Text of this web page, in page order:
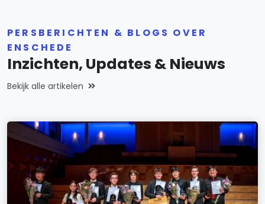
PERSBERICHTEN & BLOGS OVER
ENSCHEDE
Inzichten, Updates & Nieuws
Bekijk alle artikelen